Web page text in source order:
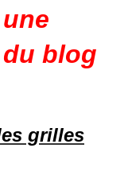
blog
grilles